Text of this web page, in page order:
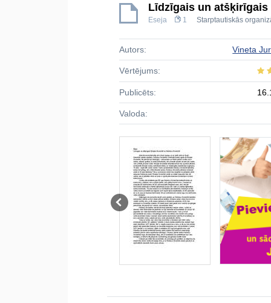
Līdzīgais un atšķirīgais
Eseja 1 Starptautiskās
Autors: Vineta
Vērtējums:
Publicēts:
Valoda: